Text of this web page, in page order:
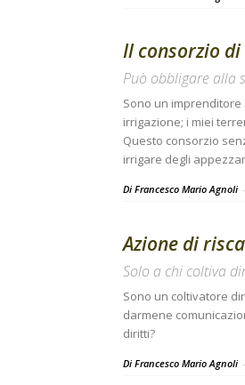
Il consorzio
Può obbligare alla
Sono un imprenditore
irrigazione; i miei
Questo consorzio
irrigare degli
Di Francesco Mario Agnoli -
Azione di
Solo a chi coltiva
Sono un coltivatore
darmene
diritti?
Di Francesco Mario Agnoli -